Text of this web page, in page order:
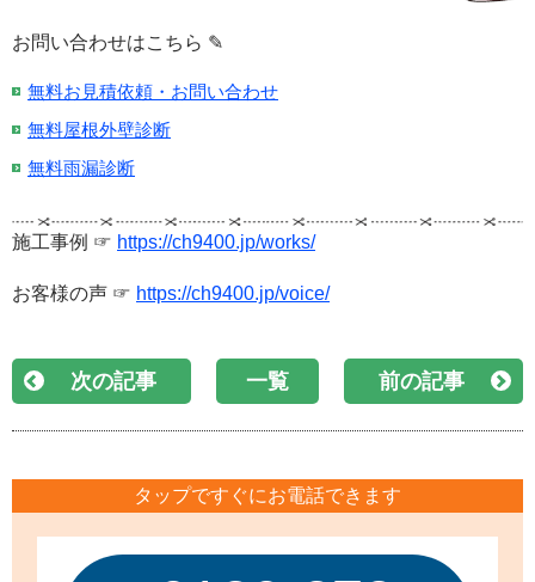
お問い合わせはこちら ✎
無料お見積依頼・お問い合わせ
無料屋根外壁診断
無料雨漏診断
施工事例 ☞ https://ch9400.jp/works/
お客様の声 ☞ https://ch9400.jp/voice/
次の記事 一覧 前の記事
タップですぐにお電話できます